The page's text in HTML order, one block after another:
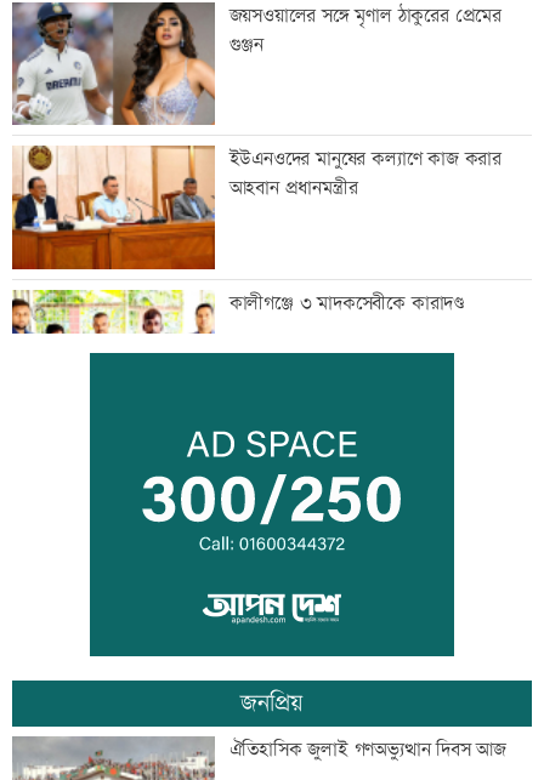
জয়সওয়ালের সঙ্গে মৃণাল ঠাকুরের প্রেমের
গুঞ্জন
ইউএনওদের মানুষের কল্যাণে কাজ করার
আহবান প্রধানমন্ত্রীর
কালীগঞ্জে ৩ মাদকসেবীকে কারাদণ্ড
স্বেচ্ছাসেবী ফোরামের মাসব্যাপী আবৃত্তি
চিত্রাঙ্কন প্রতিযোগিতা
শাক ধুতে গিয়ে গৃহবধূর মৃত্যু
হাসিনার নির্দেশে সালাহউদ্দিন আহমদকে গুম
করা হয়: তদন্ত
জনপ্রিয়
ঐতিহাসিক জুলাই গণঅভ্যুত্থান দিবস আজ